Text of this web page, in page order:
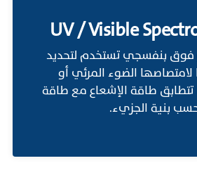
UV / Visible
بنفسجي تستخدم لتحديد
لامتصاصها الضوء المرئي أو
طاقة الإشعاع مع طاقة
حسب بنية الجزيء.